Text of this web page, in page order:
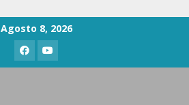
Agosto 8, 2026